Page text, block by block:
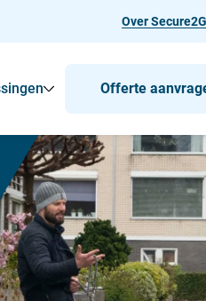
Over
voor Man-down & BHV Alarmering
Submenu voor Voor wie
Toon Offerte